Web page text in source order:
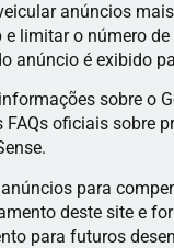
anúncios
e limitar o número de
anúncio é exibido
sobre o
FAQs oficiais sobre
para
deste site e
para futuros